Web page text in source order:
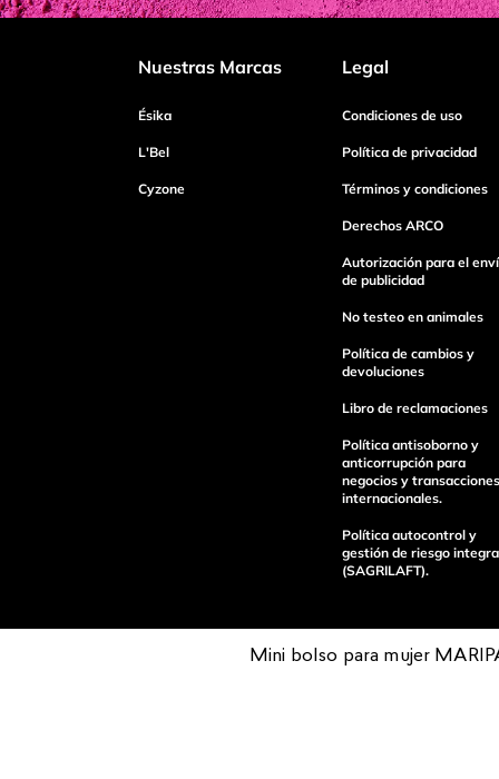
Mini bolso para mujer
Tu nombre
Dirección de email
enviar comentario
Nuestras Marcas
Ésika
L'Bel
Cyzone
Legal
Condiciones de uso
Política de privacidad
Términos y condiciones
Derechos ARCO
Autorización para el
de publicidad
No testeo en animales
Política de cambios y
devoluciones
Libro de reclamaciones
Política antisoborno y
anticorrupción para
negocios y transacciones
internacionales.
Política autocontrol y
gestión de riesgo
(SAGRILAFT).